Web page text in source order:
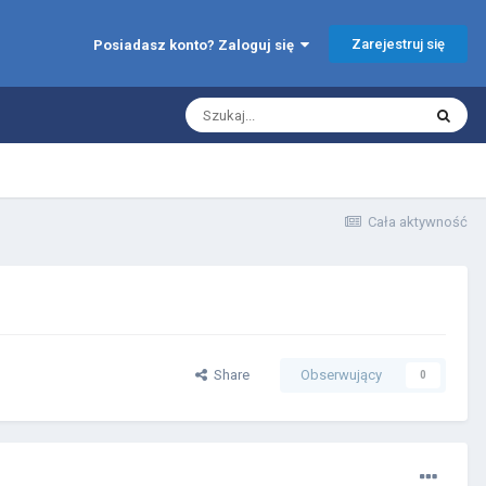
Posiadasz konto? Zaloguj się Zarejestruj się
Cała aktywność
Share Obserwujący 0